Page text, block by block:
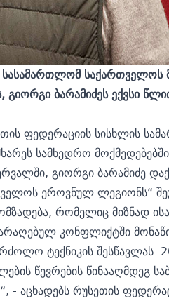
სასამართლომ საქართველოს
ბარამიძეს ექვსი
ფედერაციის სისხლის
სამხედრო
გიორგი ბარამიძე
ეროვნულ ლეგიონს“
რომელიც მიზნად
კონფლიქტში
ტექნიკის
წევრების წინააღმდეგ
- აცხადებს რუსეთის